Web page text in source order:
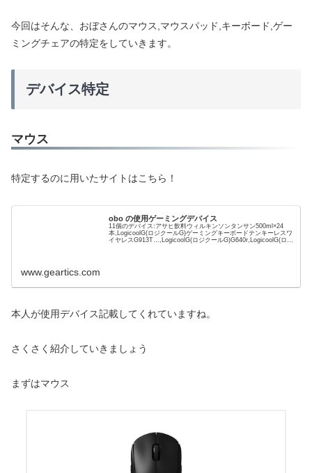
今回はそんな、おぼさんのマウス,マウスパッド,キーボード,ゲー
ミングチェアの特定をしていきます。
デバイス特定
マウス
特定するのに用いたサイトはこちら！
obo の使用ゲーミングデバイス
11個のデバイス:アサヒ飲料ウィルキンソンタンサン500ml×24
本,LogicoolG(ロジクールG)ゲーミングキーボードテンキーレスワ
イヤレスG913T…,LogicoolG(ロジクールG)G640r,LogicoolG(ロジ
www.geartics.com
本人が使用デバイス記載してくれていますね。
さくさく紹介していきましょう
まずはマウス